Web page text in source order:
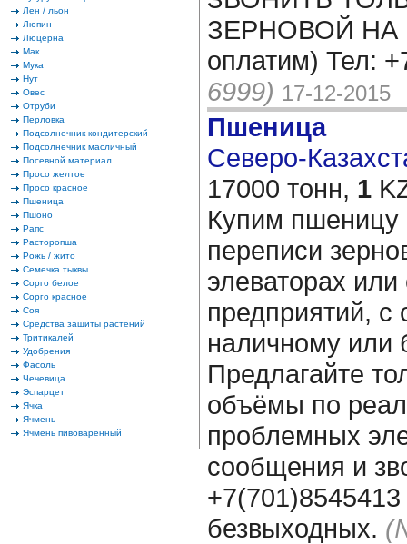
Лен / льон
Люпин
Люцерна
Мак
Мука
Нут
Овес
Отруби
Перловка
Подсолнечник кондитерский
Подсолнечник масличный
Посевной материал
Просо желтое
Просо красное
Пшеница
Пшоно
Рапс
Расторопша
Рожь / жито
Семечка тыквы
Сорго белое
Сорго красное
Соя
Средства защиты растений
Тритикалей
Удобрения
Фасоль
Чечевица
Эспарцет
Ячка
Ячмень
Ячмень пивоваренный
ЗЕРНОВОЙ НА
оплатим) Тел:
6999) 17-12-2015
Пшеница
Северо-
17000 тонн, 1
Купим пшеницу
переписи
элеваторах или
предприятий,
наличному или
Предлагайте
объёмы по
проблемных
сообщения и
безвыходных.